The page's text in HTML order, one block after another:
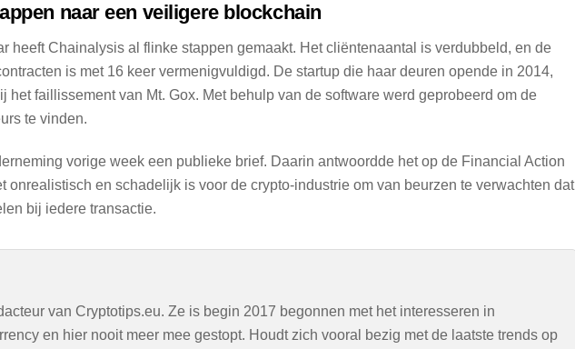
naar een veiligere blockchain
heeft Chainalysis al flinke stappen gemaakt. Het cliëntenaantal is verdubbeld, en de
is met 16 keer vermenigvuldigd. De startup die haar deuren opende in 2014,
het faillissement van Mt. Gox. Met behulp van de software werd geprobeerd om de
te vinden.
vorige week een publieke brief. Daarin antwoordde het op de Financial Action
onrealistisch en schadelijk is voor de crypto-industrie om van beurzen te verwachten dat
bij iedere transactie.
van Cryptotips.eu. Ze is begin 2017 begonnen met het interesseren in
en hier nooit meer mee gestopt. Houdt zich vooral bezig met de laatste trends op